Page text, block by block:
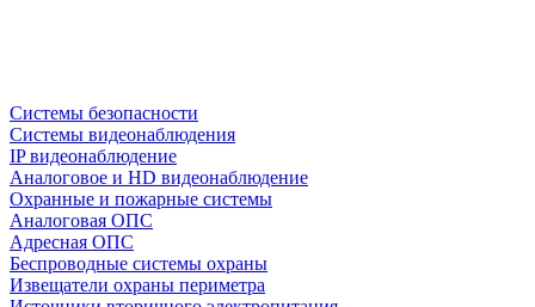
Системы безопасности
Системы видеонаблюдения
IP видеонаблюдение
Аналоговое и HD видеонаблюдение
Охранные и пожарные системы
Аналоговая ОПС
Адресная ОПС
Беспроводные системы охраны
Извещатели охраны периметра